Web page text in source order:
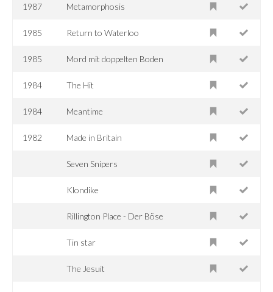
1987 Metamorphosis
1985 Return to Waterloo
1985 Mord mit doppelten Boden
1984 The Hit
1984 Meantime
1982 Made in Britain
Seven Snipers
Klondike
Rillington Place - Der Böse
Tin star
The Jesuit